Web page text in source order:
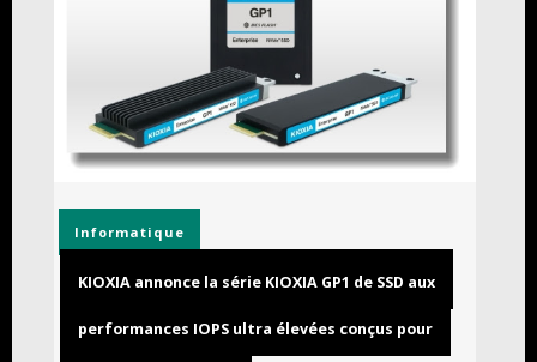
Informatique
KIOXIA annonce la série KIOXIA GP1 de SSD aux
performances IOPS ultra élevées conçus pour